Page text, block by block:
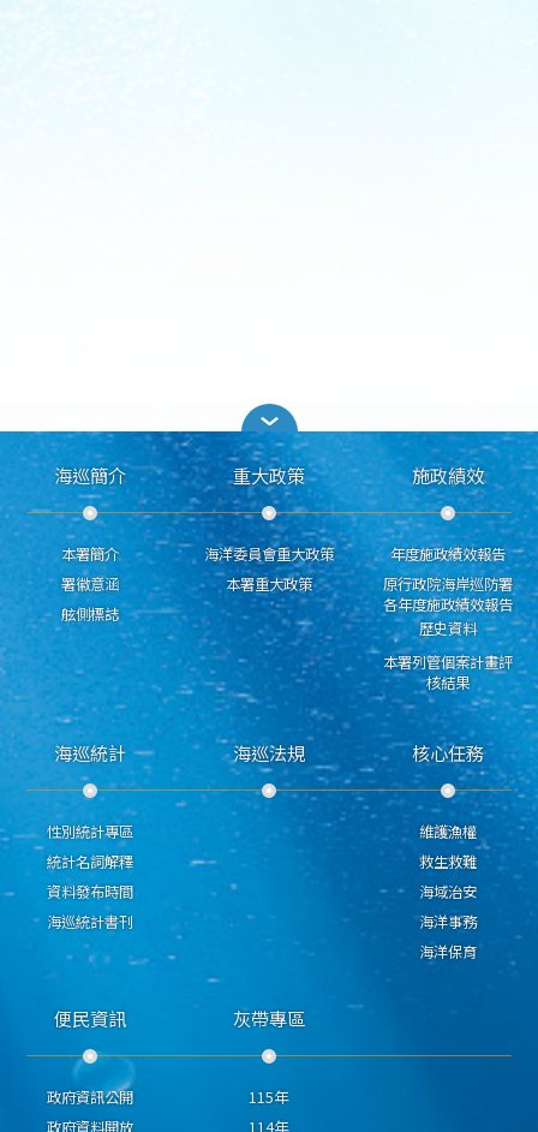
海巡簡介
本署簡介
署徽意涵
舷側標誌
重大政策
海洋委員會重大政策
本署重大政策
施政績效
年度施政績效報告
原行政院海岸巡防署
各年度施政績效報告
歷史資料
本署列管個案計畫評
核結果
海巡統計
性別統計專區
統計名詞解釋
資料發布時間
海巡統計書刊
海巡法規 核心任務
維護漁權
救生救難
海域治安
海洋事務
海洋保育
便民資訊
政府資訊公開
政府資料開放
灰帶專區
115年
114年